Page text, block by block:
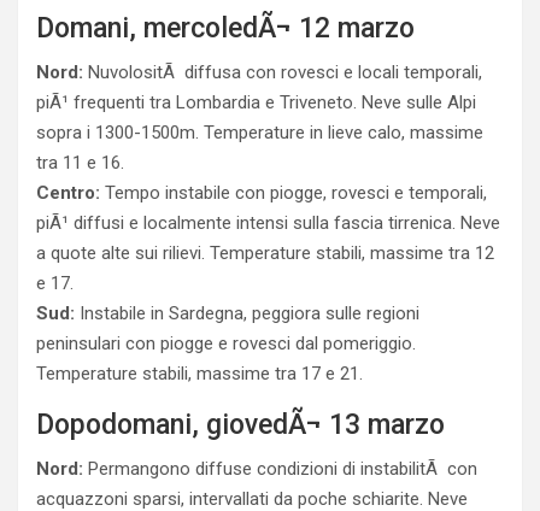
Domani, mercoledÃ¬ 12 marzo
Nord: NuvolositÃ diffusa con rovesci e locali temporali,
piÃ¹ frequenti tra Lombardia e Triveneto. Neve sulle Alpi
sopra i 1300-1500m. Temperature in lieve calo, massime
tra 11 e 16.
Centro: Tempo instabile con piogge, rovesci e temporali,
piÃ¹ diffusi e localmente intensi sulla fascia tirrenica. Neve
a quote alte sui rilievi. Temperature stabili, massime tra 12
e 17.
Sud: Instabile in Sardegna, peggiora sulle regioni
peninsulari con piogge e rovesci dal pomeriggio.
Temperature stabili, massime tra 17 e 21.
Dopodomani, giovedÃ¬ 13 marzo
Nord: Permangono diffuse condizioni di instabilitÃ con
acquazzoni sparsi, intervallati da poche schiarite. Neve